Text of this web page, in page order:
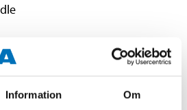
Information Om
1/2"